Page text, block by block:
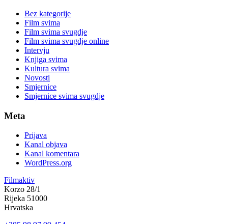
Bez kategorije
Film svima
Film svima svugdje
Film svima svugdje online
Intervju
Knjiga svima
Kultura svima
Novosti
Smjernice
Smjernice svima svugdje
Meta
Prijava
Kanal objava
Kanal komentara
WordPress.org
Filmaktiv
Korzo 28/1
Rijeka 51000
Hrvatska